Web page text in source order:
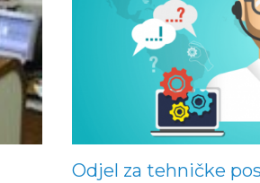
Odjel za tehničke